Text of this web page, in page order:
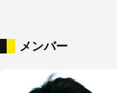
メンバー